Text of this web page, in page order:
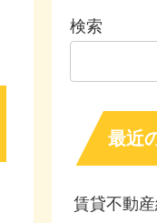
検索
最近
賃貸不動